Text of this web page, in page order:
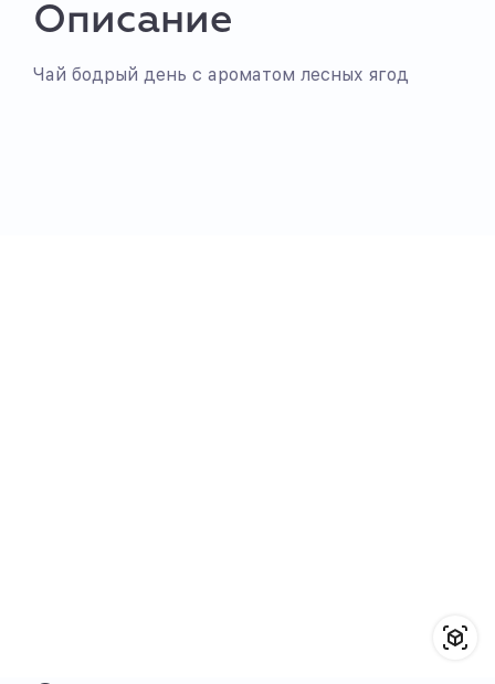
Описание
Чай бодрый день с ароматом лесных ягод